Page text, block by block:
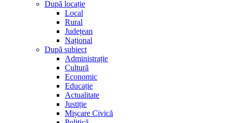
După locație
Local
Rural
Județean
Național
După subiect
Administrație
Cultură
Economic
Educație
Actualitate
Justiție
Mișcare Civică